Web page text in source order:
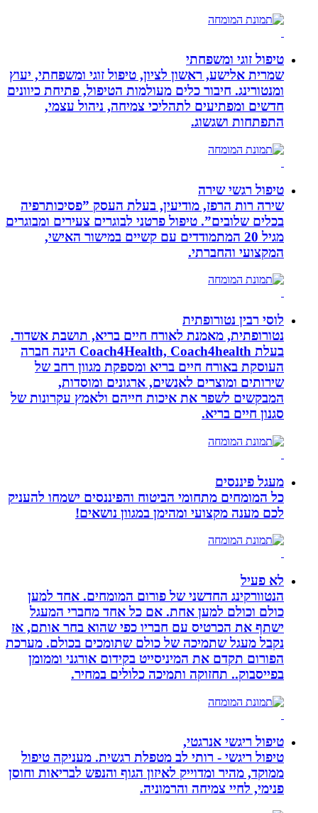
טיפול זוגי ומשפחתי
שמרית אלישע, ראשון לציון, טיפול זוגי ומשפחתי, יעוץ
ומנטורינג. חיבור כלים מעולמות הטיפול, פתיחת כיוונים
חדשים ומפתיעים לתהליכי צמיחה, ניהול עצמי,
התפתחות ושגשוג.
טיפול רגשי שירה
שירה רות הרפז, מודיעין, בעלת העסק ”פסיכותרפיה
בכלים שלובים”. טיפול פרטני לבוגרים צעירים ומבוגרים
מגיל 20 המתמודדים עם קשיים במישור האישי,
המקצועי והחברתי.
לוסי רבין נטורופתית
נטורופתית, מאמנת לאורח חיים בריא, תושבת אשדוד.
בעלת Coach4Health, Coach4health הינה חברה
העוסקת באורח חיים בריא ומספקת מגוון רחב של
שירותים ומוצרים לאנשים, ארגונים ומוסדות,
המבקשים לשפר את איכות חייהם ולאמץ עקרונות של
סגנון חיים בריא.
מעגל פיננסים
כל המומחים מתחומי הביטוח והפיננסים ישמחו להעניק
לכם מענה מקצועי ומהימן במגוון נושאים!
לא פעיל
הנטוורקינג החדשני של פורום המומחים. אחד למען
כולם וכולם למען אחת. אם כל אחד מחברי המעגל
ישתף את הכרטיס עם חבריו כפי שהוא בחר אותם, אז
נקבל מעגל שתמיכה של כולם שתומכים בכולם. מערכת
הפורום תקדם את המיניסייט בקידום אורגני וממומן
בפייסבוק.. תחזוקה ותמיכה כלולים במחיר.
טיפול ריגשי אנרגטי,
טיפול ריגשי - רותי לב מטפלת רגשית. מעניקה טיפול
ממוקד, מהיר ומדוייק לאיזון הגוף והנפש לבריאות וחוסן
פנימי, לחיי צמיחה והרמוניה.